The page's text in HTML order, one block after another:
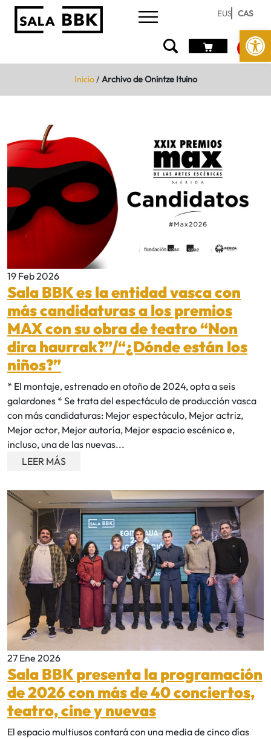
Abrir
EUS CAS
Inicio/Archivo de Onintze Ituino
19 Feb 2026
Sala BBK es la entidad vasca con
más candidaturas a los premios
MAX con su obra de teatro “Non
dira haurrak?”/“¿Dónde están los
niños?”
* El montaje, estrenado en otoño de 2024, opta a seis
galardones * Se trata del espectáculo de producción vasca
con más candidaturas: Mejor espectáculo, Mejor actriz,
Mejor actor, Mejor autoría, Mejor espacio escénico e,
incluso, una de las nuevas...
LEER MÁS
27 Ene 2026
Sala BBK presenta la programación
de 2026 con más de 40 conciertos,
teatro, cine y nuevas
El espacio multiusos contará con una media de cinco días